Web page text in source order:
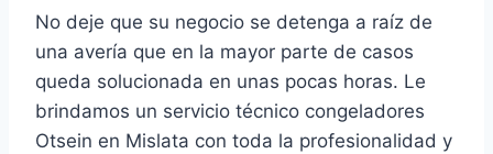
No deje que su negocio se detenga a raíz de
una avería que en la mayor parte de casos
queda solucionada en unas pocas horas. Le
brindamos un servicio técnico congeladores
Otsein en Mislata con toda la profesionalidad y